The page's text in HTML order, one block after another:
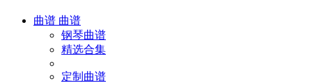
曲谱 曲谱
钢琴曲谱
精选合集
定制曲谱